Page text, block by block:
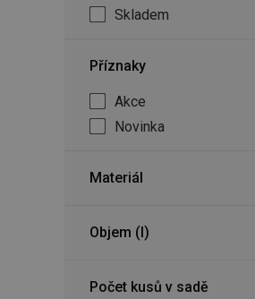
Skladem
Příznaky
Akce
Novinka
Materiál
Objem (l)
Počet kusů v sadě